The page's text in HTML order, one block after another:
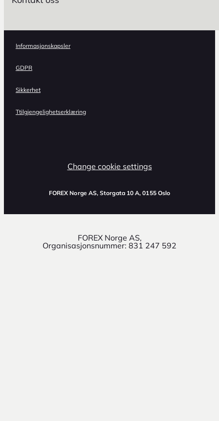
Informasjonskapsler
GDPR
Sikkerhet
Ttilgjengelighetserklæring
Change cookie settings
FOREX Norge AS, Storgata 10 A, 0155 Oslo
FOREX Norge AS,
Organisasjonsnummer: 831 247 592